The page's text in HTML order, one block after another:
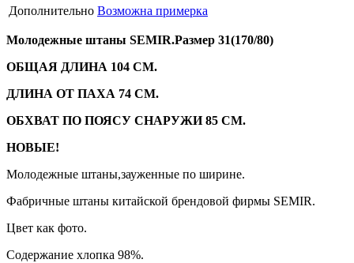
Дополнительно Возможна примерка
Молодежные штаны SEMIR.Размер 31(170/80)
ОБЩАЯ ДЛИНА 104 СМ.
ДЛИНА ОТ ПАХА 74 СМ.
ОБХВАТ ПО ПОЯСУ СНАРУЖИ 85 СМ.
НОВЫЕ!
Молодежные штаны,зауженные по ширине.
Фабричные штаны китайской брендовой фирмы SEMIR.
Цвет как фото.
Содержание хлопка 98%.